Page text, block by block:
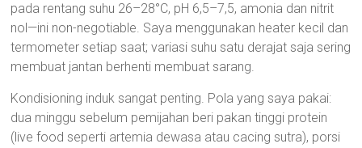
pada rentang suhu 26–28°C, pH 6,5–7,5, amonia dan nitrit
nol—ini non-negotiable. Saya menggunakan heater kecil dan
termometer setiap saat; variasi suhu satu derajat saja sering
membuat jantan berhenti membuat sarang.
Kondisioning induk sangat penting. Pola yang saya pakai:
dua minggu sebelum pemijahan beri pakan tinggi protein
(live food seperti artemia dewasa atau cacing sutra), porsi